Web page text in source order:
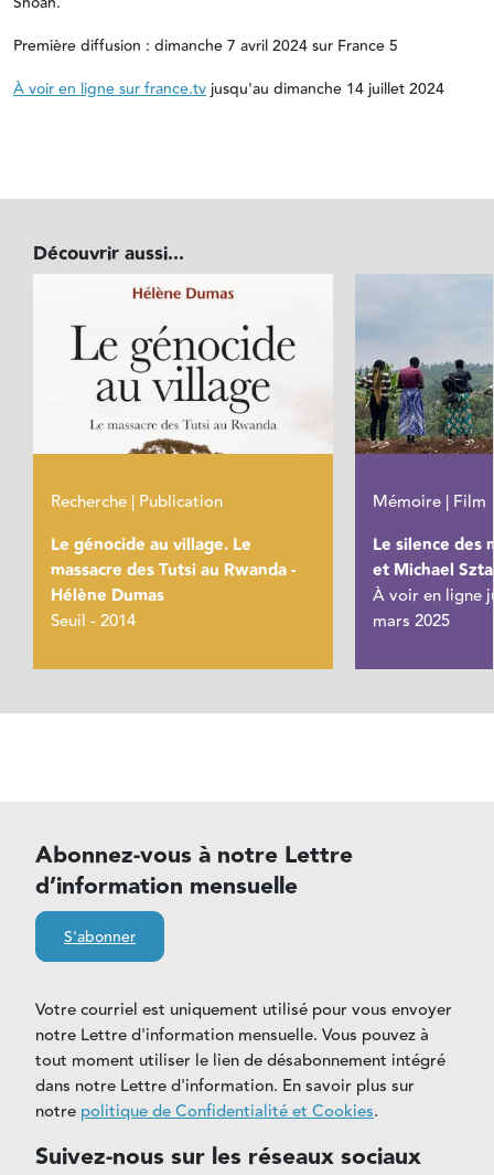
Première diffusion : dimanche 7 avril 2024 sur France 5
À voir en ligne sur france.tvjusqu'au dimanche 14 juillet 2024
Découvrir aussi...
Recherche | Publication
Le génocide au village. Le
massacre des Tutsi au Rwanda -
Hélène Dumas
Seuil - 2014
Mémoire | Film
Le silence des
et Michael
À voir en ligne
mars 2025
Abonnez-vous à notre Lettre
d’information mensuelle
S'abonner
Votre courriel est uniquement utilisé pour vous envoyer
notre Lettre d'information mensuelle. Vous pouvez à
tout moment utiliser le lien de désabonnement intégré
dans notre Lettre d'information. En savoir plus sur
notre politique de Confidentialité et Cookies.
Suivez-nous sur les réseaux sociaux